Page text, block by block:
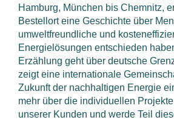
Hamburg, München bis Chemnitz,
Bestellort eine Geschichte über
umweltfreundliche und
Energielösungen entschieden
Erzählung geht über deutsche
zeigt eine internationale
Zukunft der nachhaltigen Energie
mehr über die individuellen
unserer Kunden und werde Teil